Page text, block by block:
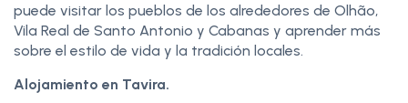
puede visitar los pueblos de los alrededores de Olhão,
Vila Real de Santo Antonio y Cabanas y aprender más
sobre el estilo de vida y la tradición locales.
Alojamiento en Tavira.